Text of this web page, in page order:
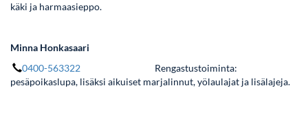
käki ja harmaasieppo.
Minna Honkasaari
0400-563322 Rengastustoiminta:
pesäpoikaslupa, lisäksi aikuiset marjalinnut, yölaulajat ja lisälajeja.